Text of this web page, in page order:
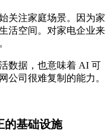
关注家庭场景。因为家
活空间。对家电企业来
数据，也意味着 AI 可
公司很难复制的能力。
的基础设施